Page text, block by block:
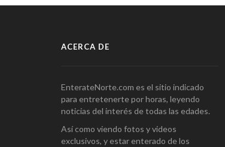
ACERCA DE
EnterateNorte.com es el sitio indicado
para entretenerte por horas, leyendo
noticias del interés de todas las edades.
Así como viendo fotos y videos
exclusivos, y estar enterado de los